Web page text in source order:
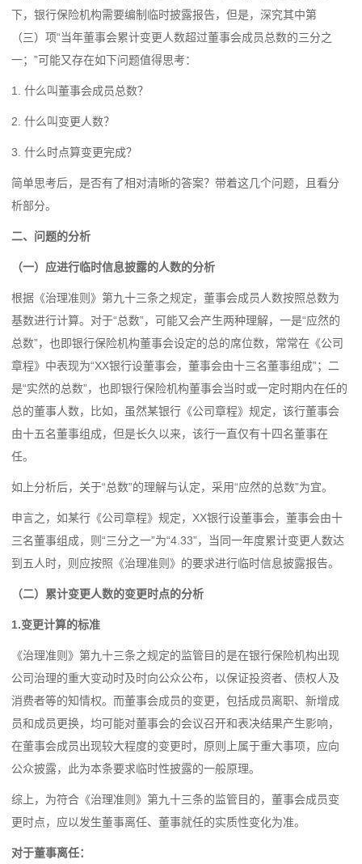
下，银行保险机构需要编制临时披露报告，但是，深究其中第
（三）项“当年董事会累计变更人数超过董事会成员总数的三分之
一；”可能又存在如下问题值得思考：
1. 什么叫董事会成员总数？
2. 什么叫变更人数？
3. 什么时点算变更完成？
简单思考后，是否有了相对清晰的答案？带着这几个问题，且看分
析部分。
二、问题的分析
（一）应进行临时信息披露的人数的分析
根据《治理准则》第九十三条之规定，董事会成员人数按照总数为
基数进行计算。对于“总数”，可能又会产生两种理解，一是“应然的
总数”，也即银行保险机构董事会设定的总的席位数，常常在《公司
章程》中表现为“XX银行设董事会，董事会由十三名董事组成”；二
是“实然的总数”，也即银行保险机构董事会当时或一定时期内在任的
总的董事人数，比如，虽然某银行《公司章程》规定，该行董事会
由十五名董事组成，但是长久以来，该行一直仅有十四名董事在
任。
如上分析后，关于“总数”的理解与认定，采用“应然的总数”为宜。
申言之，如某行《公司章程》规定，XX银行设董事会，董事会由十
三名董事组成，则“三分之一”为“4.33”，当同一年度累计变更人数达
到五人时，则应按照《治理准则》的要求进行临时信息披露报告。
（二）累计变更人数的变更时点的分析
1.变更计算的标准
《治理准则》第九十三条之规定的监管目的是在银行保险机构出现
公司治理的重大变动时及时向公众公布，以保证投资者、债权人及
消费者等的知情权。而董事会成员的变更，包括成员离职、新增成
员和成员更换，均可能对董事会的会议召开和表决结果产生影响，
在董事会成员出现较大程度的变更时，原则上属于重大事项，应向
公众披露，此为本条要求临时性披露的一般原理。
综上，为符合《治理准则》第九十三条的监管目的，董事会成员变
更时点，应以发生董事离任、董事就任的实质性变化为准。
对于董事离任：